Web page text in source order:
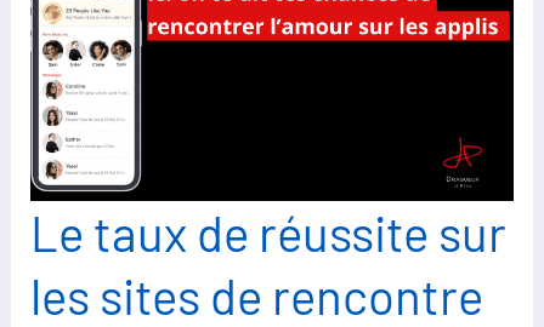
Le taux de réussite sur
les sites de rencontre